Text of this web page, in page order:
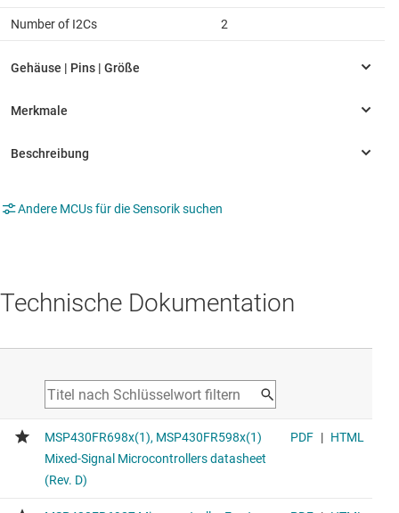
Number of I2Cs 2
Andere MCUs für die Sensorik suchen
Technische Dokumentation